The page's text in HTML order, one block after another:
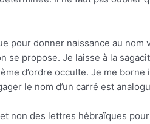
pour donner naissance au
se propose. Je laisse à la
d’ordre occulte. Je me
le nom d’un carré est
non des lettres hébraïques